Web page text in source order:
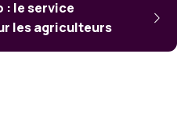
: le service
les agriculteurs